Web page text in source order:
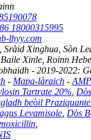
18000315995
lhyy.com
Sràid Xinghua, Sòn
Xinle, Roinn
- 2019-2022:
- Mapa-làraich -
Tartrate 20%
beòil
Levamisole Dòs